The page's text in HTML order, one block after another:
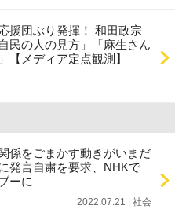
援団ぶり発揮！ 和田政宗
民の人の見方」「麻生さん
【メディア定点観測】
係をごまかす動きがいまだ
発言自粛を要求、NHKで
ーに
2022.07.21 | 社会